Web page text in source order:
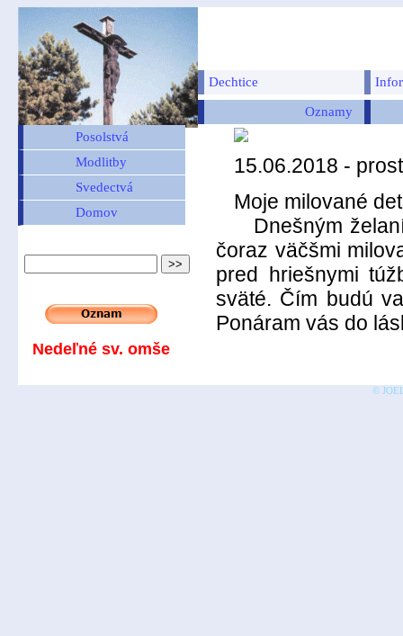
Dechtice
Oznamy
Posolstvá
Modlitby
Svedectvá
Domov
Nedeľné sv. omše
15.06.2018 -
Moje milované
Dnešným
čoraz väčšmi
pred hriešnymi
sväté. Čím budú
Ponáram vás do
©